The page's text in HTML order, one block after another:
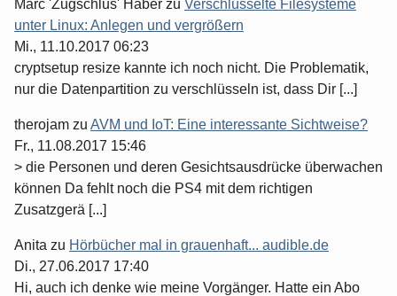
Marc 'Zugschlus' Haber zu Verschlüsselte Filesysteme
unter Linux: Anlegen und vergrößern
Mi., 11.10.2017 06:23
cryptsetup resize kannte ich noch nicht. Die Problematik,
nur die Datenpartition zu verschlüsseln ist, dass Dir [...]
therojam zu AVM und IoT: Eine interessante Sichtweise?
Fr., 11.08.2017 15:46
> die Personen und deren Gesichtsausdrücke überwachen
können Da fehlt noch die PS4 mit dem richtigen
Zusatzgerä [...]
Anita zu Hörbücher mal in grauenhaft... audible.de
Di., 27.06.2017 17:40
Hi, auch ich denke wie meine Vorgänger. Hatte ein Abo